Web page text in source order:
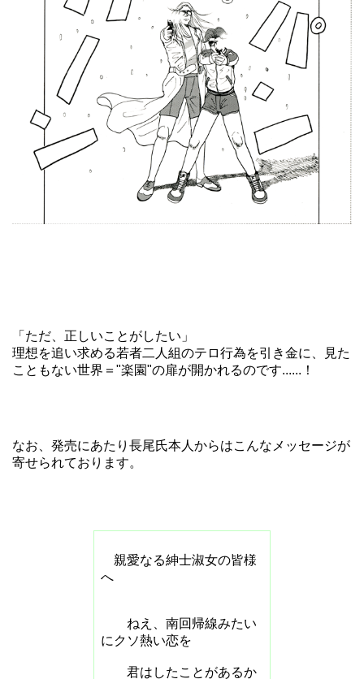
「ただ、正しいことがしたい」
理想を追い求める若者二人組のテロ行為を引き金に、見た
こともない世界＝"楽園"の扉が開かれるのです......！
なお、発売にあたり長尾氏本人からはこんなメッセージが
寄せられております。
親愛なる紳士淑女の皆様
へ
ねえ、南回帰線みたい
にクソ熱い恋を
君はしたことがあるか